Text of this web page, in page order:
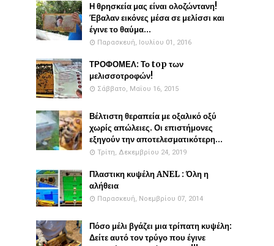
Η θρησκεία μας είναι ολοζώντανη!
Έβαλαν εικόνες μέσα σε μελίσσι και
έγινε το θαύμα...
Παρασκευή, Ιουλίου 01, 2016
ΤΡΟΦΟΜΕΛ: Το top των
μελισσοτροφών!
Σάββατο, Μαΐου 16, 2015
Βέλτιστη θεραπεία με οξαλικό οξύ
χωρίς απώλειες. Οι επιστήμονες
εξηγούν την αποτελεσματικότερη...
Τρίτη, Δεκεμβρίου 24, 2019
Πλαστικη κυψέλη ANEL : Όλη η
αλήθεια
Παρασκευή, Νοεμβρίου 07, 2014
Πόσο μέλι βγάζει μια τρίπατη κυψέλη:
Δείτε αυτό τον τρύγο που έγινε